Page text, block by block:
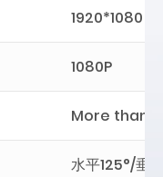
1920*1080
1080P
More than
水平125°/垂